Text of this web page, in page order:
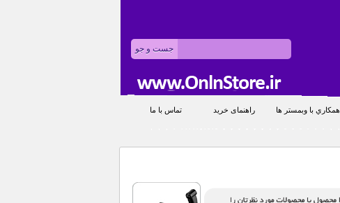
همکاري با وبمستر ها راهنمای خرید تماس با ما